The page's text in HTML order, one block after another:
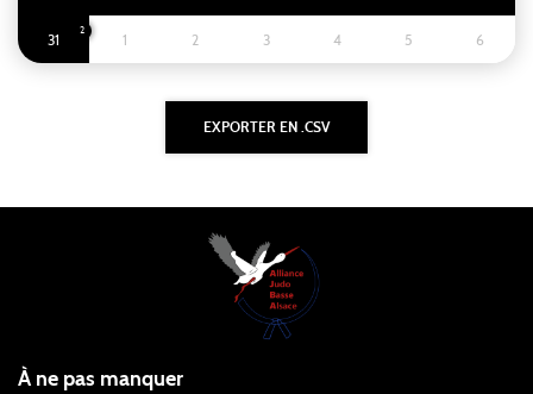
31
2
1 2 3 4 5 6
À ne pas manquer